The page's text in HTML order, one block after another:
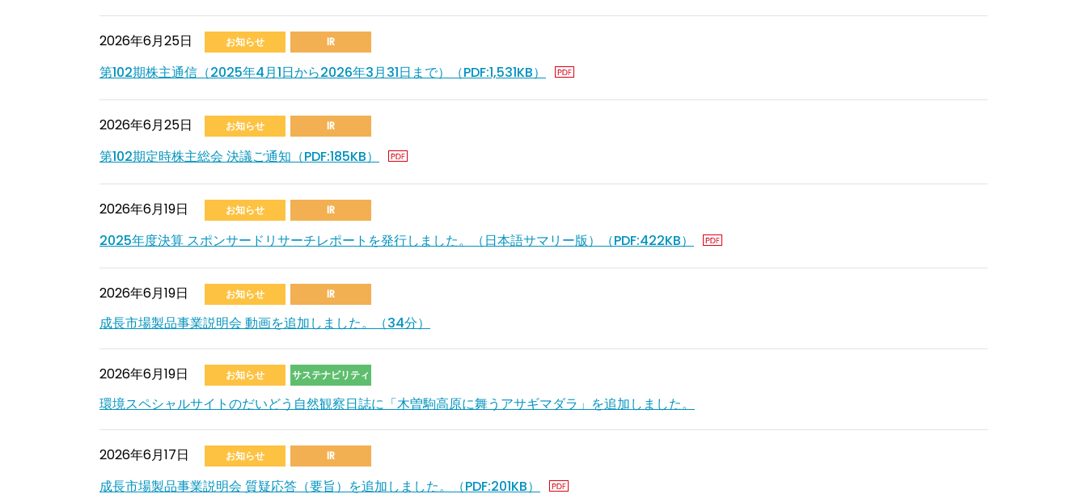
2026年6月25日 お知らせ IR
第102期株主通信（2025年4月1日から2026年3月31日まで）（PDF:1,531KB）
2026年6月25日 お知らせ IR
第102期定時株主総会 決議ご通知（PDF:185KB）
2026年6月19日 お知らせ IR
2025年度決算 スポンサードリサーチレポートを発行しました。（日本語サマリー版）（PDF:422KB）
2026年6月19日 お知らせ IR
成長市場製品事業説明会 動画を追加しました。（34分）
2026年6月19日 お知らせ サステナビリティ
環境スペシャルサイトのだいどう自然観察日誌に「木曽駒高原に舞うアサギマダラ」を追加しました。
2026年6月17日 お知らせ IR
成長市場製品事業説明会 質疑応答（要旨）を追加しました。（PDF:201KB）